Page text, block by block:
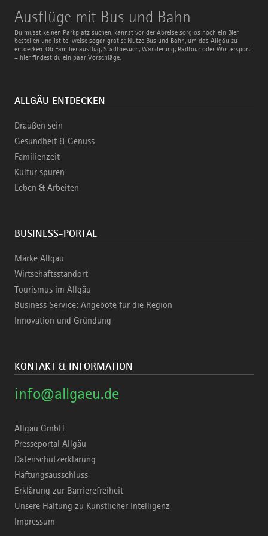
Ausflüge mit Bus und Bahn
Du musst keinen Parkplatz suchen, kannst vor der Abreise sorglos noch ein Bier
bestellen und ist teilweise sogar gratis: Nutze Bus und Bahn, um das Allgäu zu
entdecken. Ob Familienausflug, Stadtbesuch, Wanderung, Radtour oder Wintersport
– hier findest du ein paar Vorschläge.
Ausflüge
mit
Bus
und
Bahn
ALLGÄU ENTDECKEN
Draußen sein
Gesundheit & Genuss
Familienzeit
Kultur spüren
Leben & Arbeiten
BUSINESS-PORTAL
Marke Allgäu
Wirtschaftsstandort
Tourismus im Allgäu
Business Service: Angebote für die Region
Innovation und Gründung
KONTAKT & INFORMATION
info@allgaeu.de
Allgäu GmbH
Presseportal Allgäu
Datenschutzerklärung
Haftungsausschluss
Erklärung zur Barrierefreiheit
Unsere Haltung zu Künstlicher Intelligenz
Impressum